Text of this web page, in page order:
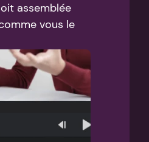
assemblée
vous le